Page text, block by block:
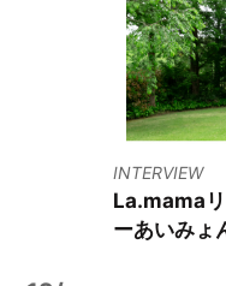
INTERVIEW
La.mama
ーあいみょ